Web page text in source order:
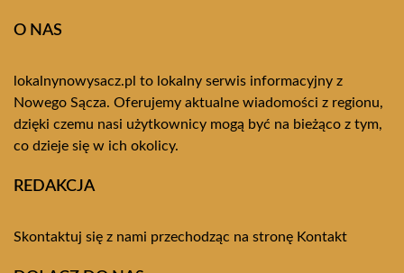
O NAS
lokalnynowysacz.pl to lokalny serwis informacyjny z
Nowego Sącza. Oferujemy aktualne wiadomości z regionu,
dzięki czemu nasi użytkownicy mogą być na bieżąco z tym,
co dzieje się w ich okolicy.
REDAKCJA
Skontaktuj się z nami przechodząc na stronę Kontakt